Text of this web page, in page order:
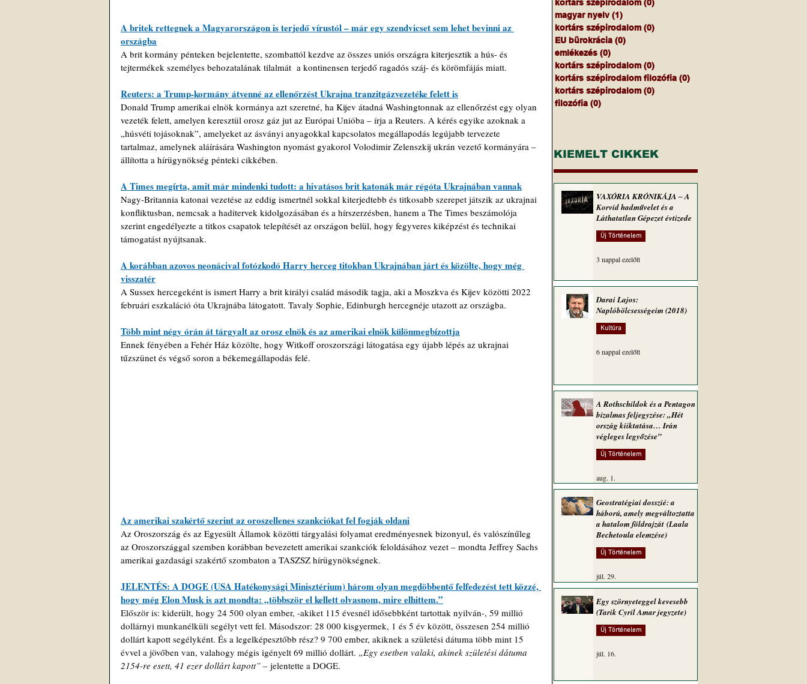
A britek rettegnek a Magyarországon is terjedő vírustól – már egy szendvicset sem lehet bevinni az
országba
A brit kormány pénteken bejelentette, szombattól kezdve az összes uniós országra kiterjesztik a hús- és
tejtermékek személyes behozatalának tilalmát  a kontinensen terjedő ragadós száj- és körömfájás miatt.
Reuters: a Trump-kormány átvenné az ellenőrzést Ukrajna tranzitgázvezetéke felett is
Donald Trump amerikai elnök kormánya azt szeretné, ha Kijev átadná Washingtonnak az ellenőrzést egy olyan
vezeték felett, amelyen keresztül orosz gáz jut az Európai Unióba – írja a Reuters. A kérés egyike azoknak a
„húsvéti tojásoknak”, amelyeket az ásványi anyagokkal kapcsolatos megállapodás legújabb tervezete
tartalmaz, amelynek aláírására Washington nyomást gyakorol Volodimir Zelenszkij ukrán vezető kormányára –
állította a hírügynökség pénteki cikkében.
A Times megírta, amit már mindenki tudott: a hivatásos brit katonák már régóta Ukrajnában vannak
Nagy-Britannia katonai vezetése az eddig ismertnél sokkal kiterjedtebb és titkosabb szerepet játszik az ukrajnai
konfliktusban, nemcsak a haditervek kidolgozásában és a hírszerzésben, hanem a The Times beszámolója
szerint engedélyezte a titkos csapatok telepítését az országon belül, hogy fegyveres kiképzést és technikai
támogatást nyújtsanak.
A korábban azovos neonácival fotózkodó Harry herceg titokban Ukrajnában járt és közölte, hogy még
visszatér
A Sussex hercegeként is ismert Harry a brit királyi család második tagja, aki a Moszkva és Kijev közötti 2022
februári eszkaláció óta Ukrajnába látogatott. Tavaly Sophie, Edinburgh hercegnéje utazott az országba.
Több mint négy órán át tárgyalt az orosz elnök és az amerikai elnök különmegbízottja
Ennek fényében a Fehér Ház közölte, hogy Witkoff oroszországi látogatása egy újabb lépés az ukrajnai
tűzszünet és végső soron a békemegállapodás felé.
Az amerikai szakértő szerint az oroszellenes szankciókat fel fogják oldani
Az Oroszország és az Egyesült Államok közötti tárgyalási folyamat eredményesnek bizonyul, és valószínűleg
az Oroszországgal szemben korábban bevezetett amerikai szankciók feloldásához vezet – mondta Jeffrey Sachs
amerikai gazdasági szakértő szombaton a TASZSZ hírügynökségnek.
JELENTÉS: A DOGE (USA Hatékonysági Minisztérium) három olyan megdöbbentő felfedezést tett közzé,
hogy még Elon Musk is azt mondta: „többször el kellett olvasnom, mire elhittem.”
Először is: kiderült, hogy 24 500 olyan ember, -akiket 115 évesnél idősebbként tartottak nyilván-, 59 millió
dollárnyi munkanélküli segélyt vett fel. Másodszor: 28 000 kisgyermek, 1 és 5 év között, összesen 254 millió
dollárt kapott segélyként. És a legelképesztőbb rész? 9 700 ember, akiknek a születési dátuma több mint 15
évvel a jövőben van, valahogy mégis igényelt 69 millió dollárt. „Egy esetben valaki, akinek születési dátuma
2154-re esett, 41 ezer dollárt kapott” – jelentette a DOGE.
kortárs szépirodalom (0)
magyar nyelv (1)
kortárs szépirodalom (0)
EU bürokrácia (0)
emlékezés (0)
kortárs szépirodalom (0)
kortárs szépirodalom filozófia (0)
kortárs szépirodalom (0)
filozófia (0)
KIEMELT CIKKEK
VAXÓRIA KRÓNIKÁJA ‒ A
Korvid hadművelet és a
Láthatatlan Gépezet évtizede
Új Történelem
3 nappal ezelőtt
Darai Lajos:
Naplóbölcsességeim (2018)
Kultúra
6 nappal ezelőtt
A Rothschildok és a Pentagon
bizalmas feljegyzése: „Hét
ország kiiktatása… Irán
végleges legyőzése”
Új Történelem
aug. 1.
Geostratégiai dosszié: a
háború, amely megváltoztatta
a hatalom földrajzát (Laala
Bechetoula elemzése)
Új Történelem
júl. 29.
Egy szörnyeteggel kevesebb
(Tarik Cyril Amar jegyzete)
Új Történelem
júl. 16.